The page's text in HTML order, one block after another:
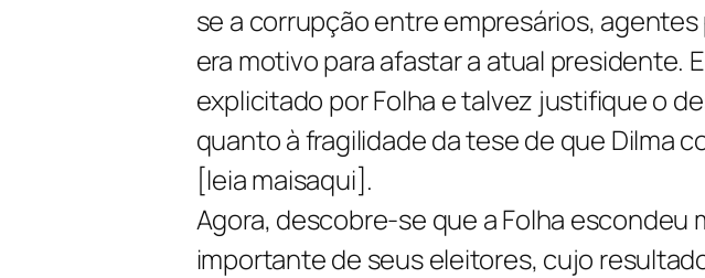
se a corrupção entre empresários,
era motivo para afastar a atual presidente.
explicitado por Folha e talvez justifique o
quanto à fragilidade da tese de que Dilma
[leia maisaqui].
Agora, descobre-se que a Folha escondeu
importante de seus eleitores, cujo